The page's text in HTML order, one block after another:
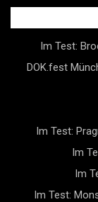
Skip
Im Test:
DOK.fest
Im Test:
Im
Im
Im Test: